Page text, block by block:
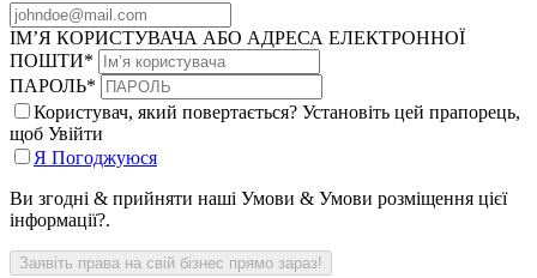
ІМ’Я КОРИСТУВАЧА АБО АДРЕСА ЕЛЕКТРОННОЇ
ПОШТИ*
ПАРОЛЬ*
Користувач, який повертається? Установіть цей прапорець,
щоб Увійти
Я Погоджуюся
Ви згодні & прийняти наші Умови & Умови розміщення цієї
інформації?.